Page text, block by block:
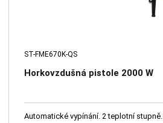
ST-FME670K-QS
Horkovzdušná pistole 2000 W
Automatické vypínání. 2 teplotní stupně.